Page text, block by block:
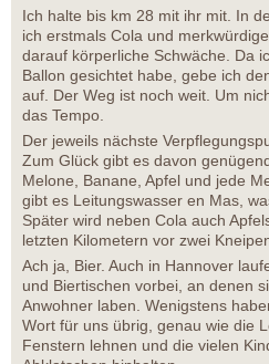
Ich halte bis km 28 mit ihr mit. In
ich erstmals Cola und
darauf körperliche Schwäche. Da
Ballon gesichtet habe, gebe ich
auf. Der Weg ist noch weit. Um
das Tempo.
Der jeweils nächste
Zum Glück gibt es davon
Melone, Banane, Apfel und jede
gibt es Leitungswasser en Mas,
Später wird neben Cola auch
letzten Kilometern vor zwei
Ach ja, Bier. Auch in Hannover
und Biertischen vorbei, an denen
Anwohner laben. Wenigstens
Wort für uns übrig, genau wie die
Fenstern lehnen und die vielen